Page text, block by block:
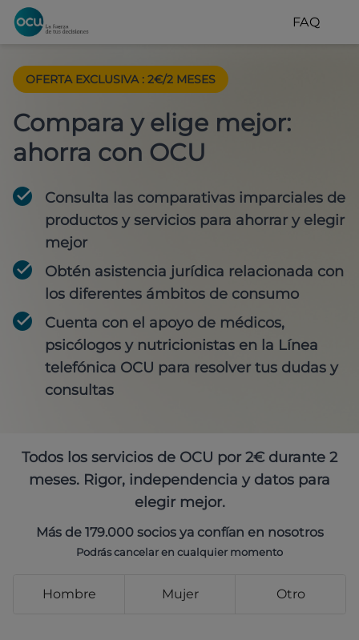
FAQ
OFERTA EXCLUSIVA : 2€/2 MESES
Compara y elige mejor:
ahorra con OCU
Consulta las comparativas imparciales de
productos y servicios para ahorrar y elegir
mejor
Obtén asistencia jurídica relacionada con
los diferentes ámbitos de consumo
Cuenta con el apoyo de médicos,
psicólogos y nutricionistas en la Línea
telefónica OCU para resolver tus dudas y
consultas
Todos los servicios de OCU por 2€ durante 2
meses. Rigor, independencia y datos para
elegir mejor.
Más de 179.000 socios ya confían en nosotros
Podrás cancelar en cualquier momento
Hombre Mujer Otro